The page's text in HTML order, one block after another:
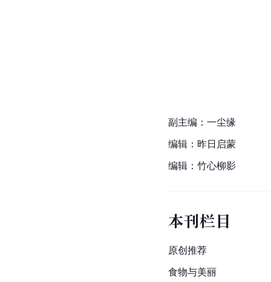
副主编：一尘缘
编辑：昨日启蒙
编辑：竹心柳影
本刊栏目
原创推荐
食物与美丽